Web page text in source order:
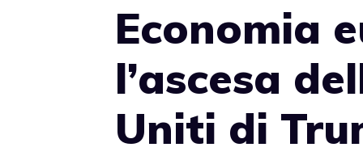
Economia
l’ascesa
Uniti di